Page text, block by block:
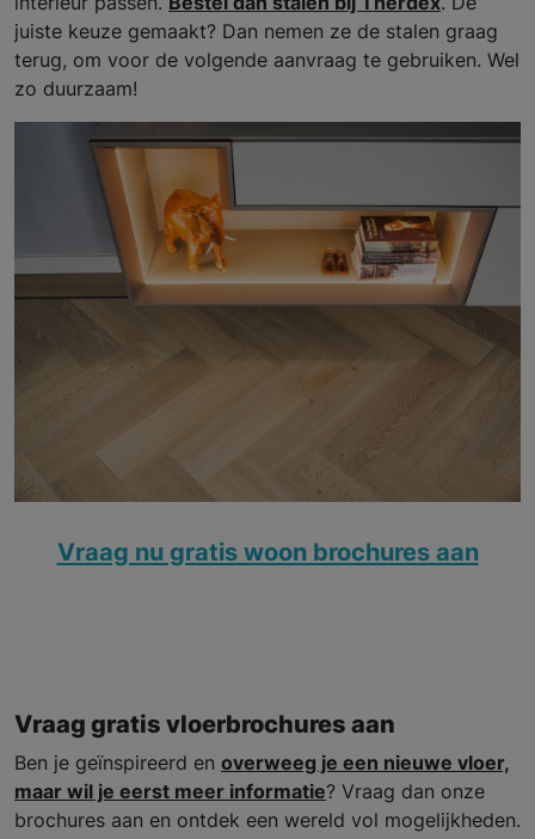
juiste keuze gemaakt? Dan nemen ze de stalen graag
terug, om voor de volgende aanvraag te gebruiken. Wel
zo duurzaam!
Vraag nu gratis woon brochures aan
Vraag gratis vloerbrochures aan
Ben je geïnspireerd en overweeg je een nieuwe vloer,
maar wil je eerst meer informatie? Vraag dan onze
brochures aan en ontdek een wereld vol mogelijkheden.